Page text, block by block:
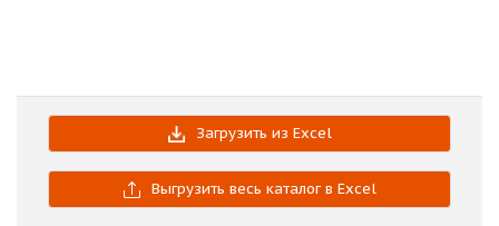
Загрузить из Excel
Выгрузить весь каталог в Excel